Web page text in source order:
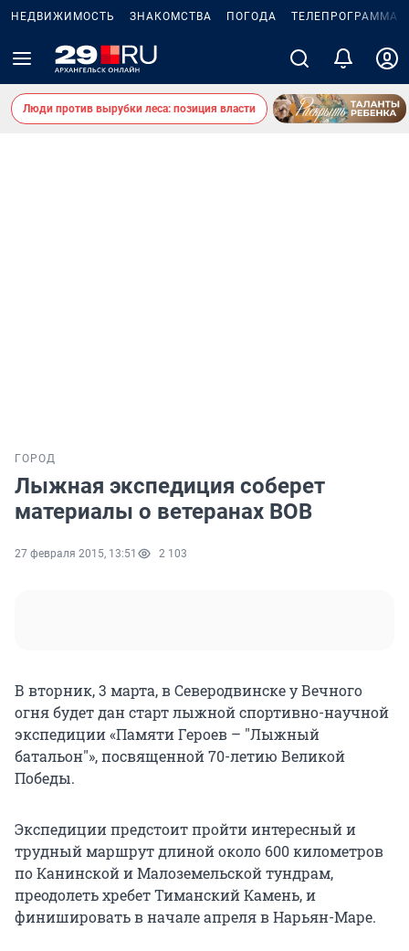
НЕДВИЖИМОСТЬ ЗНАКОМСТВА ПОГОДА ТЕЛЕПРОГРАММА
Люди против вырубки леса: позиция власти
ГОРОД
Лыжная экспедиция соберет
материалы о ветеранах ВОВ
27 февраля 2015, 13:51 2 103
В вторник, 3 марта, в Северодвинске у Вечного
огня будет дан старт лыжной спортивно-научной
экспедиции «Памяти Героев – "Лыжный
батальон"», посвященной 70-летию Великой
Победы.
Экспедиции предстоит пройти интересный и
трудный маршрут длиной около 600 километров
по Канинской и Малоземельской тундрам,
преодолеть хребет Тиманский Камень, и
финишировать в начале апреля в Нарьян-Маре.